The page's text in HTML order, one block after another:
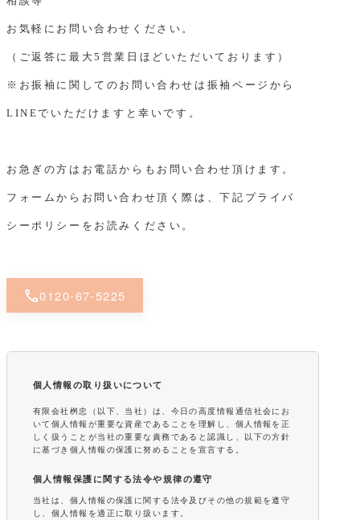
お気軽にお問い合わせください。
（ご返答に最大5営業日ほどいただいております）
※お振袖に関してのお問い合わせは振袖ページから
LINEでいただけますと幸いです。
お急ぎの方はお電話からもお問い合わせ頂けます。
フォームからお問い合わせ頂く際は、下記プライバ
シーポリシーをお読みください。
call0120-67-5225
個人情報の取り扱いについて
有限会社桝忠（以下、当社）は、今日の高度情報通信社会にお
いて個人情報が重要な資産であることを理解し、個人情報を正
しく扱うことが当社の重要な責務であると認識し、以下の方針
に基づき個人情報の保護に努めることを宣言する。
個人情報保護に関する法令や規律の遵守
当社は、個人情報の保護に関する法令及びその他の規範を遵守
し、個人情報を適正に取り扱います。